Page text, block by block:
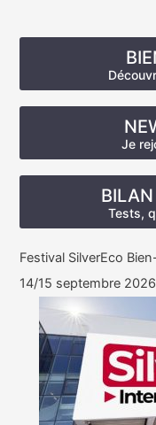
Je
Tests,
Festival SilverEco
14/15 septembre 2026